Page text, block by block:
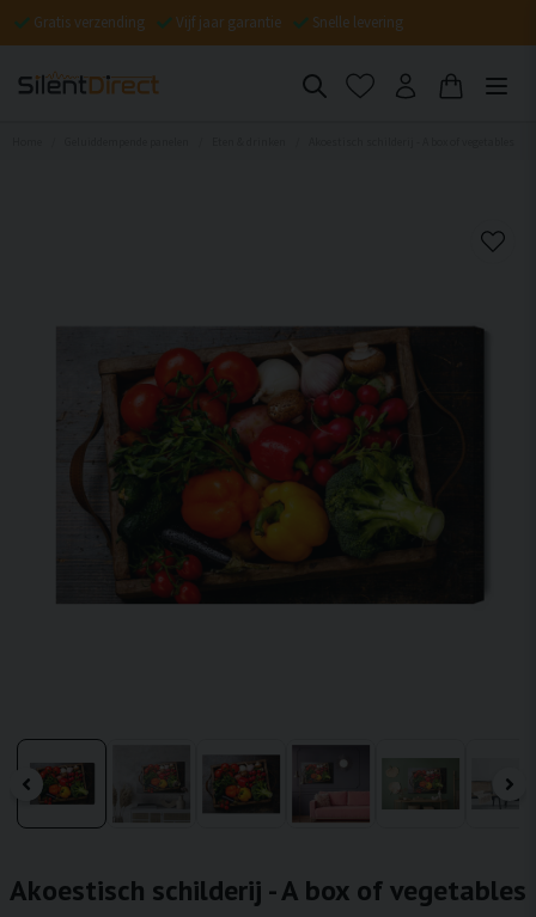
Gratis verzending Vijf jaar garantie Snelle levering
Akoestisch schilderij - A box of vegetables